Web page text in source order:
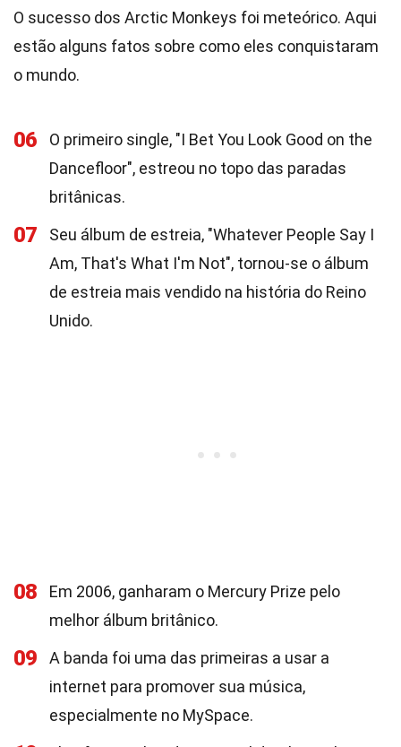
O sucesso dos Arctic Monkeys foi meteórico. Aqui
estão alguns fatos sobre como eles conquistaram
o mundo.
06
O primeiro single, "I Bet You Look Good on the
Dancefloor", estreou no topo das paradas
britânicas.
07
Seu álbum de estreia, "Whatever People Say I
Am, That's What I'm Not", tornou-se o álbum
de estreia mais vendido na história do Reino
Unido.
08
Em 2006, ganharam o Mercury Prize pelo
melhor álbum britânico.
09
A banda foi uma das primeiras a usar a
internet para promover sua música,
especialmente no MySpace.